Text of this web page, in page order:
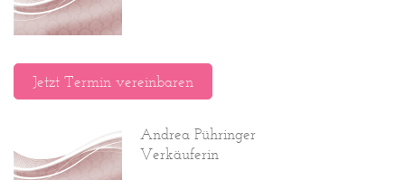
Jetzt Termin vereinbaren
Andrea Pühringer
Verkäuferin